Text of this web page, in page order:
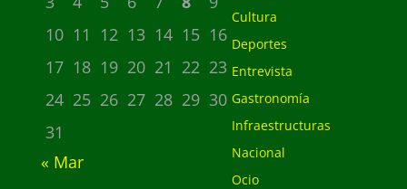
10 11 12 13 14 15 16
17 18 19 20 21 22 23
24 25 26 27 28 29 30
31
« Mar
Cultura
Deportes
Entrevista
Gastronomía
Infraestructuras
Nacional
Ocio